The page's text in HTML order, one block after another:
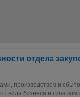
отдела
производством и
вида бизнеса и типа